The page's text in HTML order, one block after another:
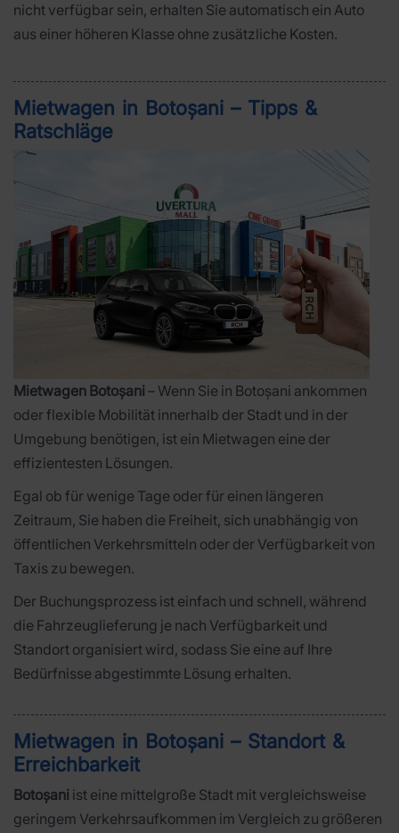
nicht verfügbar sein, erhalten Sie automatisch ein Auto
aus einer höheren Klasse ohne zusätzliche Kosten.
Mietwagen in Botoșani – Tipps &
Ratschläge
Mietwagen Botoșani – Wenn Sie in Botoșani ankommen
oder flexible Mobilität innerhalb der Stadt und in der
Umgebung benötigen, ist ein Mietwagen eine der
effizientesten Lösungen.
Egal ob für wenige Tage oder für einen längeren
Zeitraum, Sie haben die Freiheit, sich unabhängig von
öffentlichen Verkehrsmitteln oder der Verfügbarkeit von
Taxis zu bewegen.
Der Buchungsprozess ist einfach und schnell, während
die Fahrzeuglieferung je nach Verfügbarkeit und
Standort organisiert wird, sodass Sie eine auf Ihre
Bedürfnisse abgestimmte Lösung erhalten.
Mietwagen in Botoșani – Standort &
Erreichbarkeit
Botoșani ist eine mittelgroße Stadt mit vergleichsweise
geringem Verkehrsaufkommen im Vergleich zu größeren